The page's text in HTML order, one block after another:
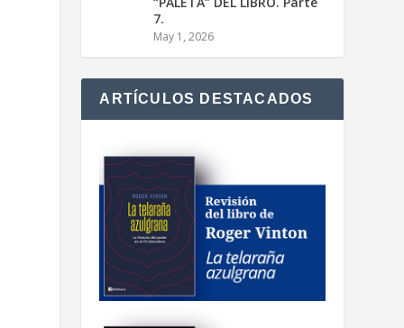
7.
May 1, 2026
ARTÍCULOS DESTACADOS